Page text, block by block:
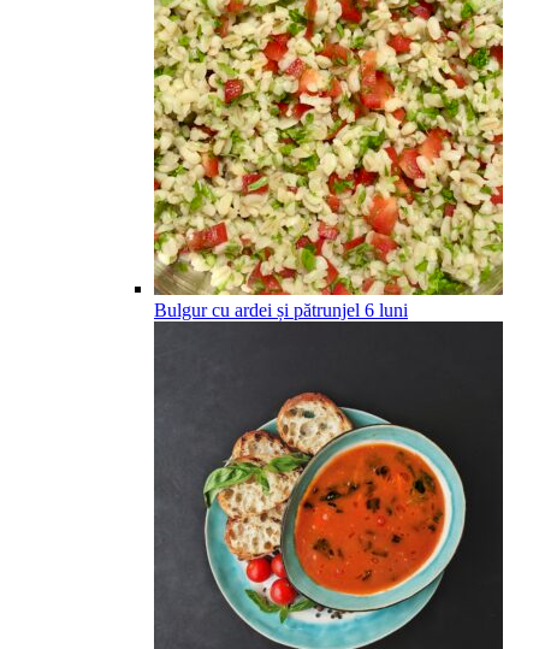
Bulgur cu ardei și pătrunjel 6 luni